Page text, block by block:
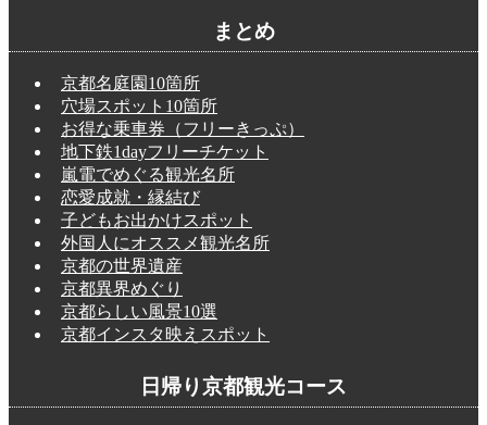
まとめ
京都名庭園10箇所
穴場スポット10箇所
お得な乗車券（フリーきっぷ）
地下鉄1dayフリーチケット
嵐電でめぐる観光名所
恋愛成就・縁結び
子どもお出かけスポット
外国人にオススメ観光名所
京都の世界遺産
京都異界めぐり
京都らしい風景10選
京都インスタ映えスポット
日帰り京都観光コース